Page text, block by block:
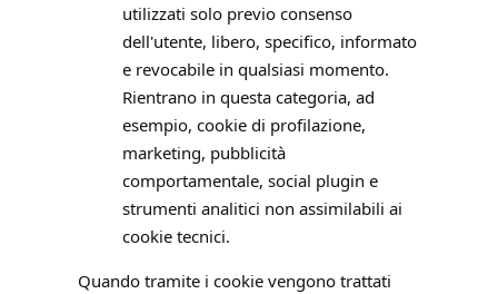
utilizzati solo previo consenso
dell'utente, libero, specifico, informato
e revocabile in qualsiasi momento.
Rientrano in questa categoria, ad
esempio, cookie di profilazione,
marketing, pubblicità
comportamentale, social plugin e
strumenti analitici non assimilabili ai
cookie tecnici.
Quando tramite i cookie vengono trattati